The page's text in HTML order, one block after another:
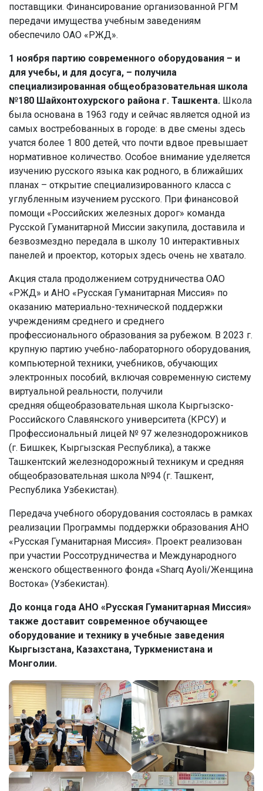
поставщики. Финансирование организованной РГМ
передачи имущества учебным заведениям
обеспечило ОАО «РЖД».
1 ноября партию современного оборудования – и
для учебы, и для досуга, – получила
специализированная общеобразовательная школа
№180 Шайхонтохурского района г. Ташкента. Школа
была основана в 1963 году и сейчас является одной из
самых востребованных в городе: в две смены здесь
учатся более 1 800 детей, что почти вдвое превышает
нормативное количество. Особое внимание уделяется
изучению русского языка как родного, в ближайших
планах – открытие специализированного класса с
углубленным изучением русского. При финансовой
помощи «Российских железных дорог» команда
Русской Гуманитарной Миссии закупила, доставила и
безвозмездно передала в школу 10 интерактивных
панелей и проектор, которых здесь очень не хватало.
Акция стала продолжением сотрудничества ОАО
«РЖД» и АНО «Русская Гуманитарная Миссия» по
оказанию материально-технической поддержки
учреждениям среднего и среднего
профессионального образования за рубежом. В 2023 г.
крупную партию учебно-лабораторного оборудования,
компьютерной техники, учебников, обучающих
электронных пособий, включая современную систему
виртуальной реальности, получили
средняя общеобразовательная школа Кыргызско-
Российского Славянского университета (КРСУ) и
Профессиональный лицей № 97 железнодорожников
(г. Бишкек, Кыргызская Республика), а также
Ташкентский железнодорожный техникум и средняя
общеобразовательная школа №94 (г. Ташкент,
Республика Узбекистан).
Передача учебного оборудования состоялась в рамках
реализации Программы поддержки образования АНО
«Русская Гуманитарная Миссия». Проект реализован
при участии Россотрудничества и Международного
женского общественного фонда «Sharq Ayoli/Женщина
Востока» (Узбекистан).
До конца года АНО «Русская Гуманитарная Миссия»
также доставит современное обучающее
оборудование и технику в учебные заведения
Кыргызстана, Казахстана, Туркменистана и
Монголии.